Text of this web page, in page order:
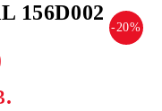
156D002
-20%